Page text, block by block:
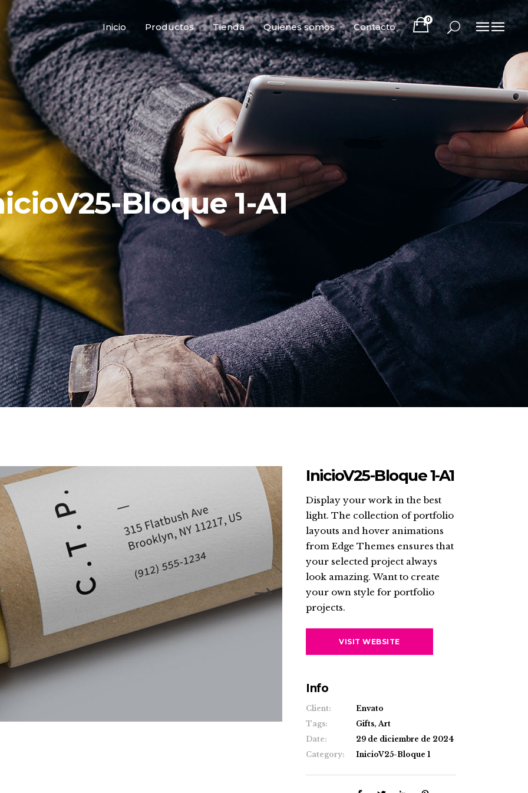
Inicio Productos Tienda Quienes somos Contacto
0
Bloque 1-A1
InicioV25-Bloque 1-A1
Display your work in the best
light. The collection of portfolio
layouts and hover animations
from Edge Themes ensures that
your selected project always
look amazing. Want to create
your own style for portfolio
projects.
VISIT WEBSITE
Info
Client:
Envato
Tags:
Gifts, Art
Date:
29 de diciembre de 2024
Category:
InicioV25-Bloque 1